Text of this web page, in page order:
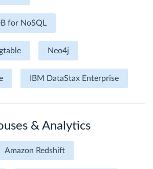
for NoSQL
Neo4j
IBM DataStax Enterprise
& Analytics
Amazon Redshift